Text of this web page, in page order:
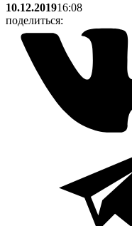
10.12.201916:08
поделиться: